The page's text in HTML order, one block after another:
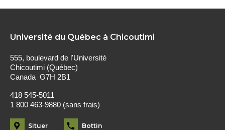
Université du Québec à Chicoutimi
555, boulevard de l'Université
Chicoutimi (Québec)
Canada G7H 2B1
418 545-5011
1 800 463-9880 (sans frais)
Situer Bottin